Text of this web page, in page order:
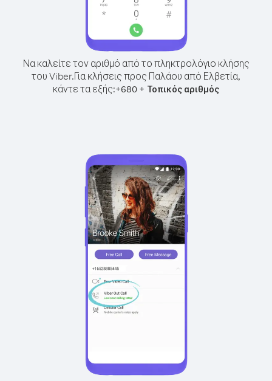
Να καλείτε τον αριθμό από το πληκτρολόγιο κλήσης
του Viber.Για κλήσεις προς Παλάου από Ελβετία,
κάντε τα εξής:+680 + Τοπικός αριθμός